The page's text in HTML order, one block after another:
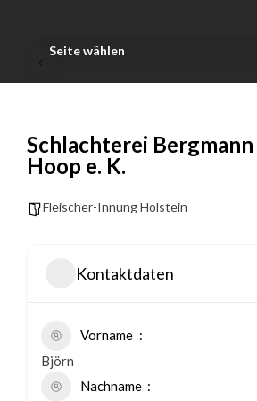
Seite wählen
Schlachterei
Hoop e. K.
Fleischer-Innung Holstein
Kontaktdaten
Vorname
Björn
Nachname